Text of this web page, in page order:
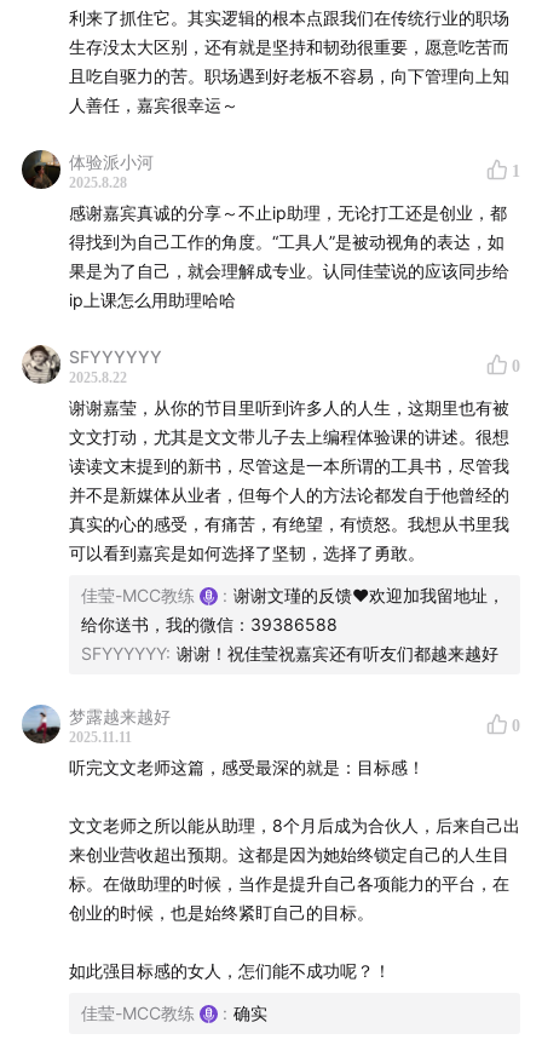
欢迎大家在评论区分享本期节目的听后感，我们会在评论
区选取 5位听友，送出文文的新书，希望这本书能给你带
🟣 本期你将会听到
文文生命最重要的成长与转折点
毕业以后开服装店，实体服装店走下坡路转做淘宝
店，又赶了个晚集
利来了抓住它。其实逻辑的根本点跟我们在传统行业的职场
生存没太大区别，还有就是坚持和韧劲很重要，愿意吃苦而
且吃自驱力的苦。职场遇到好老板不容易，向下管理向上知
人善任，嘉宾很幸运～
体验派小河
2025.8.28
1
感谢嘉宾真诚的分享～不止ip助理，无论打工还是创业，都
得找到为自己工作的角度。“工具人”是被动视角的表达，如
果是为了自己，就会理解成专业。认同佳莹说的应该同步给
ip上课怎么用助理哈哈
SFYYYYYY
2025.8.22
0
谢谢嘉莹，从你的节目里听到许多人的人生，这期里也有被
文文打动，尤其是文文带儿子去上编程体验课的讲述。很想
读读文末提到的新书，尽管这是一本所谓的工具书，尽管我
并不是新媒体从业者，但每个人的方法论都发自于他曾经的
真实的心的感受，有痛苦，有绝望，有愤怒。我想从书里我
可以看到嘉宾是如何选择了坚韧，选择了勇敢。
佳莹-MCC教练 : 谢谢文瑾的反馈❤️欢迎加我留地址，
给你送书，我的微信：39386588
SFYYYYYY: 谢谢！祝佳莹祝嘉宾还有听友们都越来越好
梦露越来越好
2025.11.11
0
听完文文老师这篇，感受最深的就是：目标感！
文文老师之所以能从助理，8个月后成为合伙人，后来自己出
来创业营收超出预期。这都是因为她始终锁定自己的人生目
标。在做助理的时候，当作是提升自己各项能力的平台，在
创业的时候，也是始终紧盯自己的目标。
如此强目标感的女人，怎们能不成功呢？！
佳莹-MCC教练 : 确实